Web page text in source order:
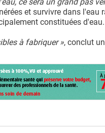
ce sera un grand pas
et survivre dans l'eau
constituées d'eau.
à fabriquer », conclut